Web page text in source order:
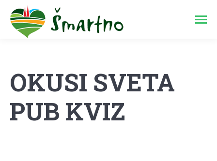
OKUSI SVETA
PUB KVIZ